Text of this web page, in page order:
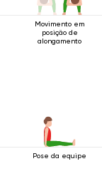
Movimento em
posição de
alongamento
Pose da equipe